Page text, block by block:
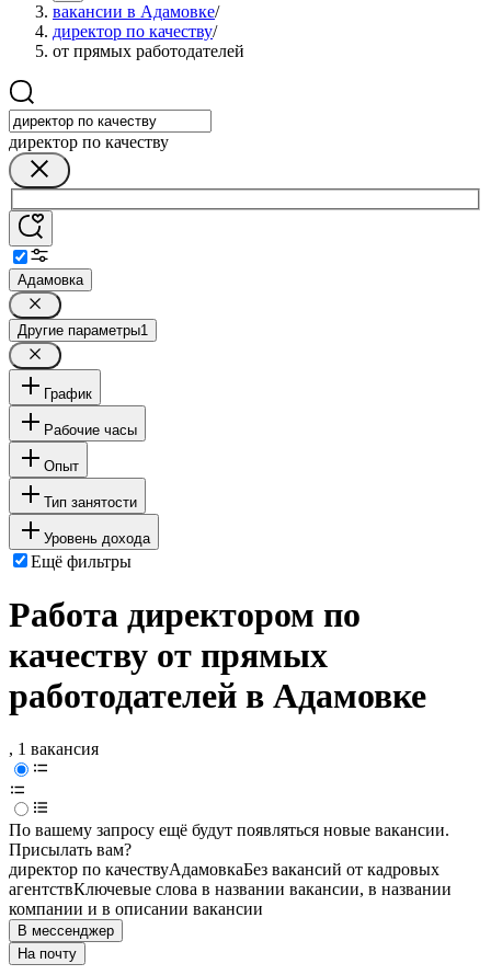
вакансии в Адамовке/
директор по качеству/
от прямых работодателей
директор по качеству
Адамовка
Другие параметры1
График
Рабочие часы
Опыт
Тип занятости
Уровень дохода
Ещё фильтры
Работа директором по
качеству от прямых
работодателей в Адамовке
, 1 вакансия
По вашему запросу ещё будут появляться новые вакансии.
Присылать вам?
директор по качествуАдамовкаБез вакансий от кадровых
агентствКлючевые слова в названии вакансии, в названии
компании и в описании вакансии
В мессенджер
На почту